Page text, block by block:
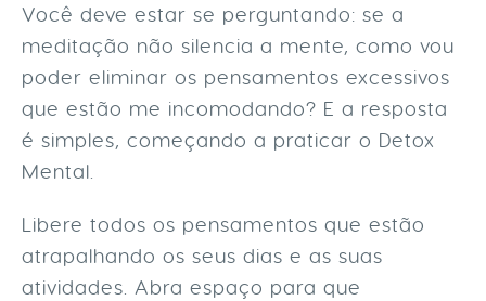
Você deve estar se perguntando: se a
meditação não silencia a mente, como vou
poder eliminar os pensamentos excessivos
que estão me incomodando? E a resposta
é simples, começando a praticar o Detox
Mental.
Libere todos os pensamentos que estão
atrapalhando os seus dias e as suas
atividades. Abra espaço para que